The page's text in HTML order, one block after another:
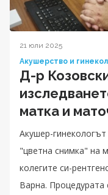
21 юли 2025
Акушерство и
Д-р
матка и
Акушер-
"цветна снимка" на
колегите си-
Варна. Процедурата